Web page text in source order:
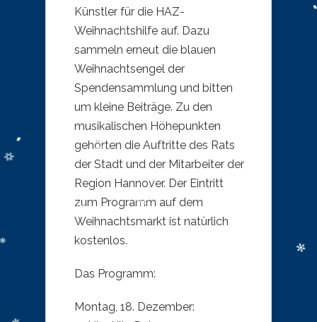
Künstler für die HAZ-
Weihnachtshilfe auf. Dazu
sammeln erneut die blauen
Weihnachtsengel der
Spendensammlung und bitten
um kleine Beiträge. Zu den
musikalischen Höhepunkten
gehörten die Auftritte des Rats
der Stadt und der Mitarbeiter der
Region Hannover. Der Eintritt
zum Programm auf dem
Weihnachtsmarkt ist natürlich
kostenlos.
Das Programm:
Montag, 18. Dezember: